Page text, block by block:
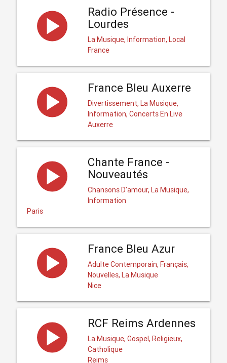
Radio Présence -
Lourdes
La Musique, Information, Local
France
France Bleu Auxerre
Divertissement, La Musique,
Information, Concerts En Live
Auxerre
Chante France -
Nouveautés
Chansons D'amour, La Musique,
Information
Paris
France Bleu Azur
Adulte Contemporain, Français,
Nouvelles, La Musique
Nice
RCF Reims Ardennes
La Musique, Gospel, Religieux,
Catholique
Reims